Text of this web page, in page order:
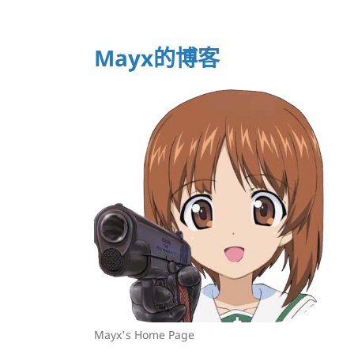
Mayx的博客
Mayx's Home Page